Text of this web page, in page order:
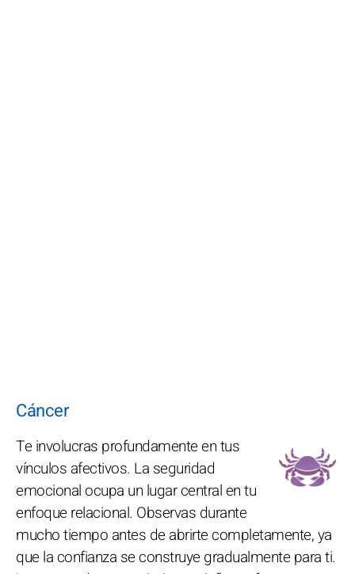
Cáncer
Te involucras profundamente en tus
vínculos afectivos. La seguridad
emocional ocupa un lugar central en tu
enfoque relacional. Observas durante
mucho tiempo antes de abrirte completamente, ya
que la confianza se construye gradualmente para ti.